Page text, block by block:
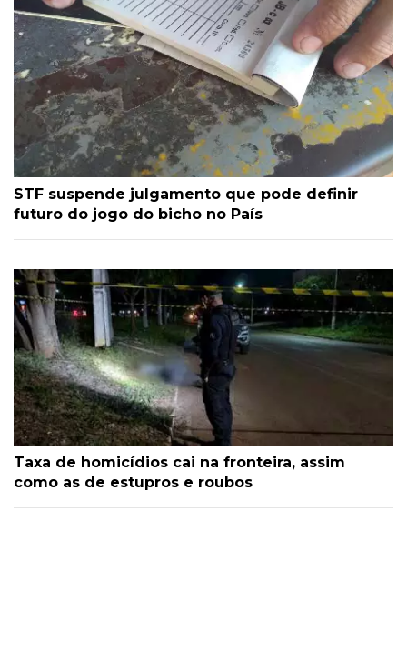
STF suspende julgamento que pode definir
futuro do jogo do bicho no País
Taxa de homicídios cai na fronteira, assim
como as de estupros e roubos